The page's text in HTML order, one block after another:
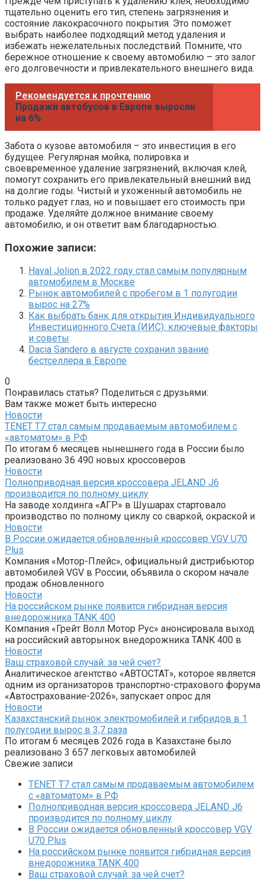
тщательно оценить его тип, степень загрязнения и
состояние лакокрасочного покрытия. Это поможет
выбрать наиболее подходящий метод удаления и
избежать нежелательных последствий. Помните, что
бережное отношение к своему автомобилю – это залог
его долговечности и привлекательного внешнего вида.
Рекомендуется к прочтению
Продажи автобусов в Европе выросли
на 6%
Забота о кузове автомобиля – это инвестиция в его
будущее. Регулярная мойка, полировка и
своевременное удаление загрязнений, включая клей,
помогут сохранить его привлекательный внешний вид
на долгие годы. Чистый и ухоженный автомобиль не
только радует глаз, но и повышает его стоимость при
продаже. Уделяйте должное внимание своему
автомобилю, и он ответит вам благодарностью.
Похожие записи:
Haval Jolion в 2022 году стал самым популярным
автомобилем в Москве
Рынок автомобилей с пробегом в 1 полугодии
вырос на 27%
Как выбрать банк для открытия Индивидуального
Инвестиционного Счета (ИИС): ключевые факторы
и советы
Dacia Sandero в августе сохранил звание
бестселлера в Европе
0
Понравилась статья? Поделиться с друзьями:
Вам также может быть интересно
Новости
TENET T7 стал самым продаваемым автомобилем с
«автоматом» в РФ
По итогам 6 месяцев нынешнего года в России было
реализовано 36 490 новых кроссоверов
Новости
Полноприводная версия кроссовера JELAND J6
производится по полному циклу
На заводе холдинга «АГР» в Шушарах стартовало
производство по полному циклу со сваркой, окраской и
Новости
В России ожидается обновленный кроссовер VGV U70
Plus
Компания «Мотор-Плейс», официальный дистрибьютор
автомобилей VGV в России, объявила о скором начале
продаж обновленного
Новости
На российском рынке появится гибридная версия
внедорожника TANK 400
Компания «Грейт Волл Мотор Рус» анонсировала выход
на российский авторынок внедорожника TANK 400 в
Новости
Ваш страховой случай: за чей счет?
Аналитическое агентство «АВТОСТАТ», которое является
одним из организаторов транспортно-страхового форума
«Автострахование-2026», запускает опрос для
Новости
Казахстанский рынок электромобилей и гибридов в 1
полугодии вырос в 3,7 раза
По итогам 6 месяцев 2026 года в Казахстане было
реализовано 3 657 легковых автомобилей
Свежие записи
TENET T7 стал самым продаваемым автомобилем
с «автоматом» в РФ
Полноприводная версия кроссовера JELAND J6
производится по полному циклу
В России ожидается обновленный кроссовер VGV
U70 Plus
На российском рынке появится гибридная версия
внедорожника TANK 400
Ваш страховой случай: за чей счет?